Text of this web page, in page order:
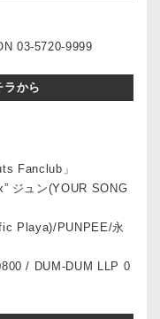
03-5720-9999
ラから
Fanclub」
ジュン(YOUR SONG
Playa)/PUNPEE/永
/ DUM-DUM LLP 0